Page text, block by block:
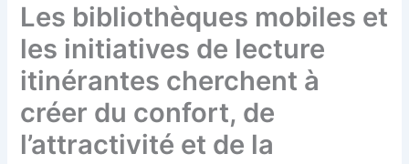
Les bibliothèques mobiles et
les initiatives de lecture
itinérantes cherchent à
créer du confort, de
l’attractivité et de la